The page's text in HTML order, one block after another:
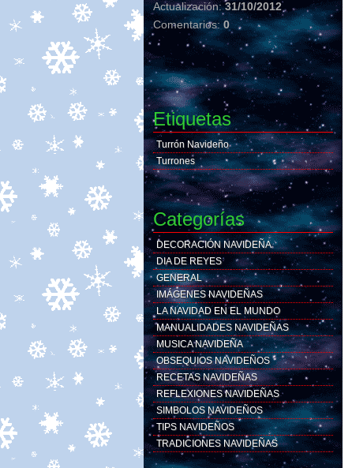
Actualización:31/10/2012
Comentarios:0
Etiquetas
Turrón Navideño
Turrones
Categorías
DECORACIÓN NAVIDEÑA
DIA DE REYES
GENERAL
IMÁGENES NAVIDEÑAS
LA NAVIDAD EN EL MUNDO
MANUALIDADES NAVIDEÑAS
MUSICA NAVIDEÑA
OBSEQUIOS NAVIDEÑOS
RECETAS NAVIDEÑAS
REFLEXIONES NAVIDEÑAS
SIMBOLOS NAVIDEÑOS
TIPS NAVIDEÑOS
TRADICIONES NAVIDEÑAS